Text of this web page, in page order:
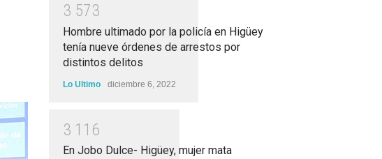
3 573
Hombre ultimado por la policía en Higüey
tenía nueve órdenes de arrestos por
distintos delitos
Lo Ultimo diciembre 6, 2022
3 1 1 6
En Jobo Dulce- Higüey, mujer mata